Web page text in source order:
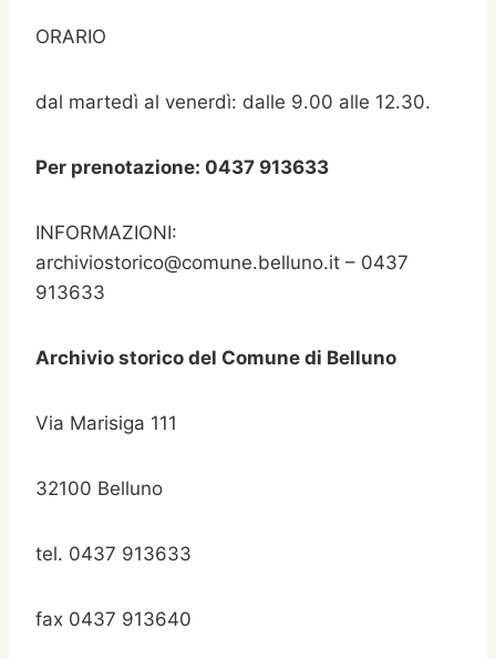
ORARIO
dal martedì al venerdì: dalle 9.00 alle 12.30.
Per prenotazione: 0437 913633
INFORMAZIONI:
archiviostorico@comune.belluno.it – 0437
913633
Archivio storico del Comune di Belluno
Via Marisiga 111
32100 Belluno
tel. 0437 913633
fax 0437 913640